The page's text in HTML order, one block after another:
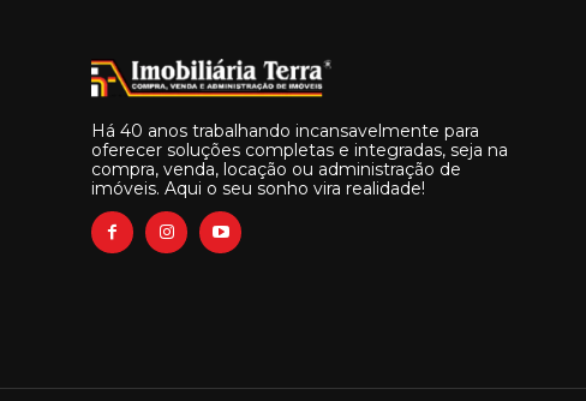
Há 40 anos trabalhando incansavelmente para
oferecer soluções completas e integradas, seja na
compra, venda, locação ou administração de
imóveis. Aqui o seu sonho vira realidade!